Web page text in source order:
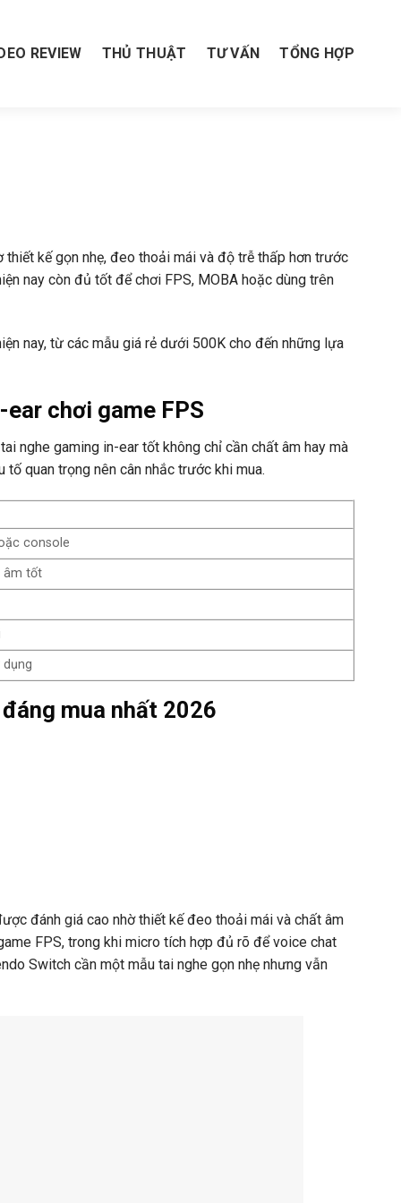
REVIEW THỦ THUẬT TƯ VẤN TỔNG HỢP
kế gọn nhẹ, đeo thoải mái và độ trễ thấp hơn trước
nay còn đủ tốt để chơi FPS, MOBA hoặc dùng trên
nay, từ các mẫu giá rẻ dưới 500K cho đến những lựa
chơi game FPS
nghe gaming in-ear tốt không chỉ cần chất âm hay mà
quan trọng nên cân nhắc trước khi mua.
console
âm tốt
mua nhất 2026
đánh giá cao nhờ thiết kế đeo thoải mái và chất âm
FPS, trong khi micro tích hợp đủ rõ để voice chat
Switch cần một mẫu tai nghe gọn nhẹ nhưng vẫn